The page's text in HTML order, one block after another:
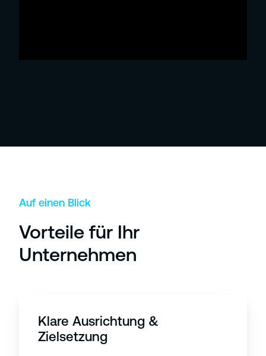
Auf einen Blick
Vorteile für Ihr
Unternehmen
Klare Ausrichtung &
Zielsetzung